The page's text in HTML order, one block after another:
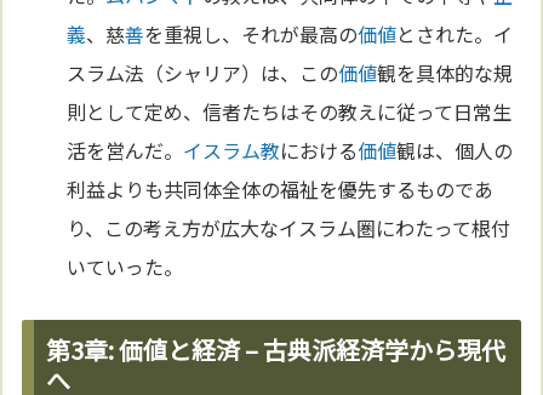
義、慈善を重視し、それが最高の価値とされた。イ
スラム法（シャリア）は、この価値観を具体的な規
則として定め、信者たちはその教えに従って日常生
活を営んだ。 イスラム教における価値観は、個人の
利益よりも共同体全体の福祉を優先するものであ
り、この考え方が広大なイスラム圏にわたって根付
いていった。
第3章: 価値と経済 – 古典派経済学から現代
へ